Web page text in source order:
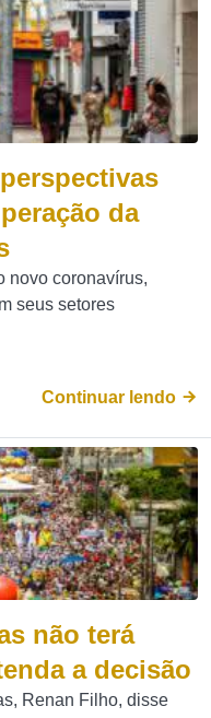
da
novo coronavírus,
seus setores
Continuar lendo
não terá
a decisão
Renan Filho, disse